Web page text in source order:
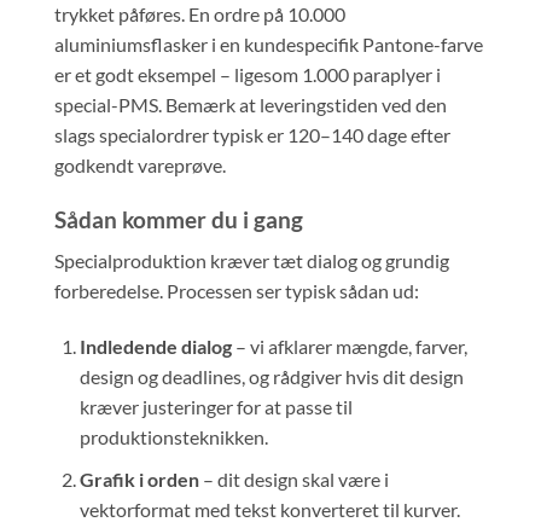
trykket påføres. En ordre på 10.000
aluminiumsflasker i en kundespecifik Pantone-farve
er et godt eksempel – ligesom 1.000 paraplyer i
special-PMS. Bemærk at leveringstiden ved den
slags specialordrer typisk er 120–140 dage efter
godkendt vareprøve.
Sådan kommer du i gang
Specialproduktion kræver tæt dialog og grundig
forberedelse. Processen ser typisk sådan ud:
Indledende dialog– vi afklarer mængde, farver,
design og deadlines, og rådgiver hvis dit design
kræver justeringer for at passe til
produktionsteknikken.
Grafik i orden– dit design skal være i
vektorformat med tekst konverteret til kurver.